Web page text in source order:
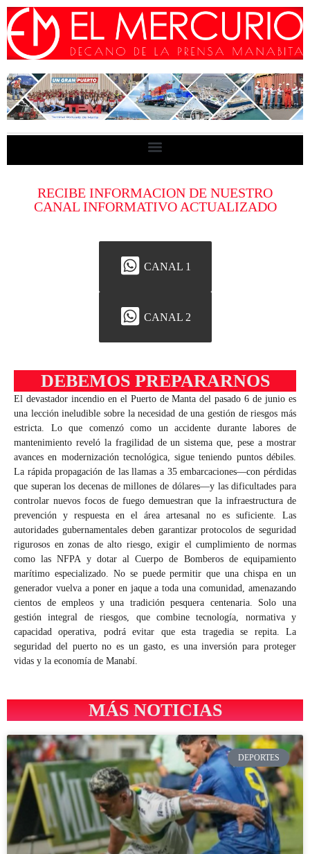
RECIBE INFORMACION DE NUESTRO
CANAL INFORMATIVO ACTUALIZADO
CANAL 1
CANAL 2
DEBEMOS PREPARARNOS
El devastador incendio en el Puerto de Manta del pasado 6 de junio es
una lección ineludible sobre la necesidad de una gestión de riesgos más
estricta. Lo que comenzó como un accidente durante labores de
mantenimiento reveló la fragilidad de un sistema que, pese a mostrar
avances en modernización tecnológica, sigue teniendo puntos débiles.
La rápida propagación de las llamas a 35 embarcaciones—con pérdidas
que superan los decenas de millones de dólares—y las dificultades para
controlar nuevos focos de fuego demuestran que la infraestructura de
prevención y respuesta en el área artesanal no es suficiente. Las
autoridades gubernamentales deben garantizar protocolos de seguridad
rigurosos en zonas de alto riesgo, exigir el cumplimiento de normas
como las NFPA y dotar al Cuerpo de Bomberos de equipamiento
marítimo especializado. No se puede permitir que una chispa en un
generador vuelva a poner en jaque a toda una comunidad, amenazando
cientos de empleos y una tradición pesquera centenaria. Solo una
gestión integral de riesgos, que combine tecnología, normativa y
capacidad operativa, podrá evitar que esta tragedia se repita. La
seguridad del puerto no es un gasto, es una inversión para proteger
vidas y la economía de Manabí.
MÁS NOTICIAS
DEPORTES